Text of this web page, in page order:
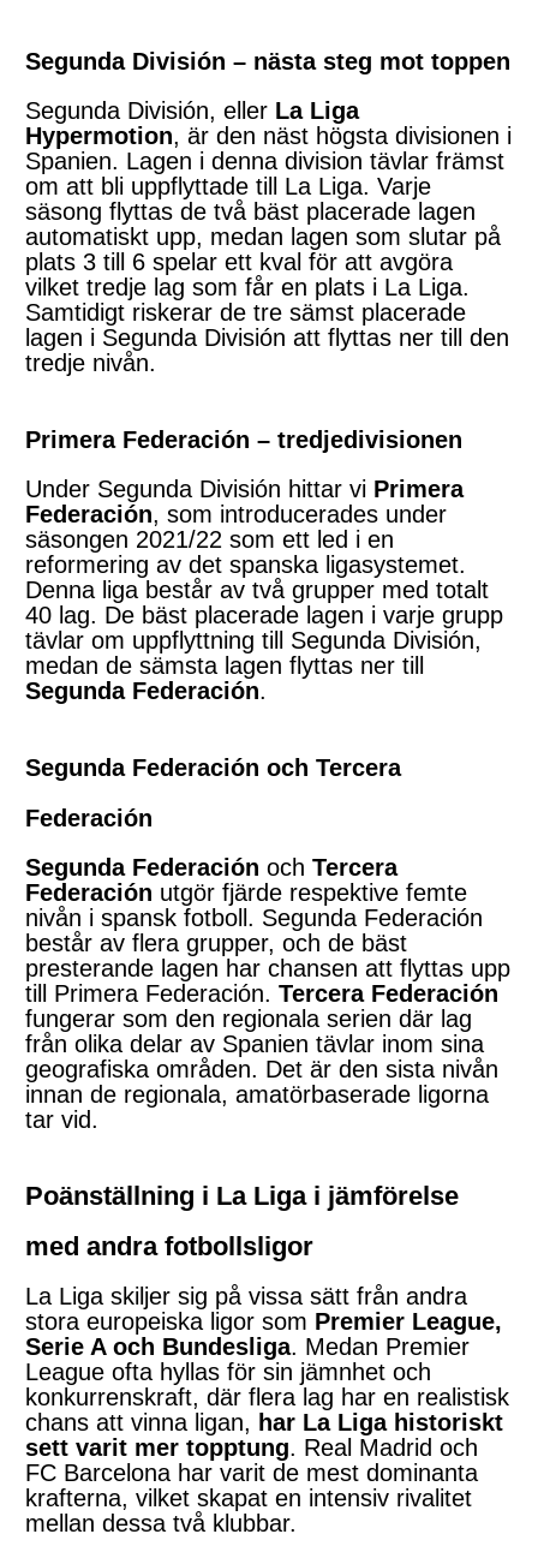
Segunda División – nästa steg mot toppen
Segunda División, eller La Liga
Hypermotion, är den näst högsta divisionen i
Spanien. Lagen i denna division tävlar främst
om att bli uppflyttade till La Liga. Varje
säsong flyttas de två bäst placerade lagen
automatiskt upp, medan lagen som slutar på
plats 3 till 6 spelar ett kval för att avgöra
vilket tredje lag som får en plats i La Liga.
Samtidigt riskerar de tre sämst placerade
lagen i Segunda División att flyttas ner till den
tredje nivån.
Primera Federación – tredjedivisionen
Under Segunda División hittar vi Primera
Federación, som introducerades under
säsongen 2021/22 som ett led i en
reformering av det spanska ligasystemet.
Denna liga består av två grupper med totalt
40 lag. De bäst placerade lagen i varje grupp
tävlar om uppflyttning till Segunda División,
medan de sämsta lagen flyttas ner till
Segunda Federación.
Segunda Federación och Tercera
Federación
Segunda Federación och Tercera
Federación utgör fjärde respektive femte
nivån i spansk fotboll. Segunda Federación
består av flera grupper, och de bäst
presterande lagen har chansen att flyttas upp
till Primera Federación. Tercera Federación
fungerar som den regionala serien där lag
från olika delar av Spanien tävlar inom sina
geografiska områden. Det är den sista nivån
innan de regionala, amatörbaserade ligorna
tar vid.
Poänställning i La Liga i jämförelse
med andra fotbollsligor
La Liga skiljer sig på vissa sätt från andra
stora europeiska ligor som Premier League,
Serie A och Bundesliga. Medan Premier
League ofta hyllas för sin jämnhet och
konkurrenskraft, där flera lag har en realistisk
chans att vinna ligan, har La Liga historiskt
sett varit mer topptung. Real Madrid och
FC Barcelona har varit de mest dominanta
krafterna, vilket skapat en intensiv rivalitet
mellan dessa två klubbar.